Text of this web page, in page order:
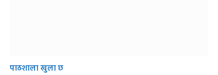
पाठशाला खुला छ